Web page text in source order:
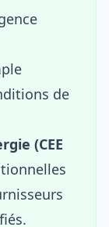
de
(CEE